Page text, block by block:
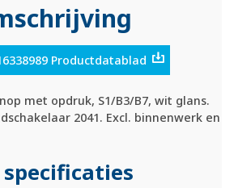
Productdatablad
met opdruk, S1/B3/B7, wit glans.
2041. Excl. binnenwerk en